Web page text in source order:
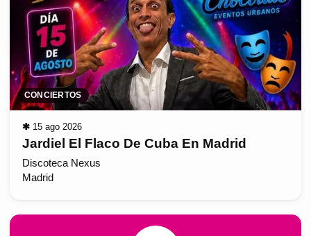
CONCIERTOS
✱ 15 ago 2026
Jardiel El Flaco De Cuba En Madrid
Discoteca Nexus
Madrid